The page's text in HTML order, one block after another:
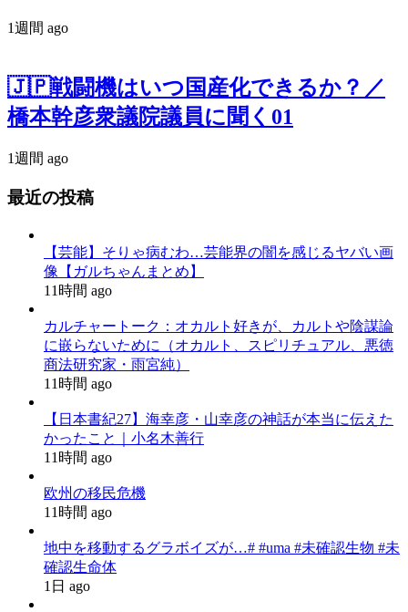
1週間 ago
🇯🇵戦闘機はいつ国産化できるか？／
橋本幹彦衆議院議員に聞く01
1週間 ago
最近の投稿
【芸能】そりゃ病むわ…芸能界の闇を感じるヤバい画
像【ガルちゃんまとめ】
11時間 ago
カルチャートーク：オカルト好きが、カルトや陰謀論
に嵌らないために（オカルト、スピリチュアル、悪徳
商法研究家・雨宮純）
11時間 ago
【日本書紀27】海幸彦・山幸彦の神話が本当に伝えた
かったこと｜小名木善行
11時間 ago
欧州の移民危機
11時間 ago
地中を移動するグラボイズが…# #uma #未確認生物 #未
確認生命体
1日 ago